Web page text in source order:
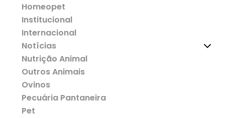
Homeopet
Institucional
Internacional
Notícias
Nutrição Animal
Outros Animais
Ovinos
Pecuária Pantaneira
Pet